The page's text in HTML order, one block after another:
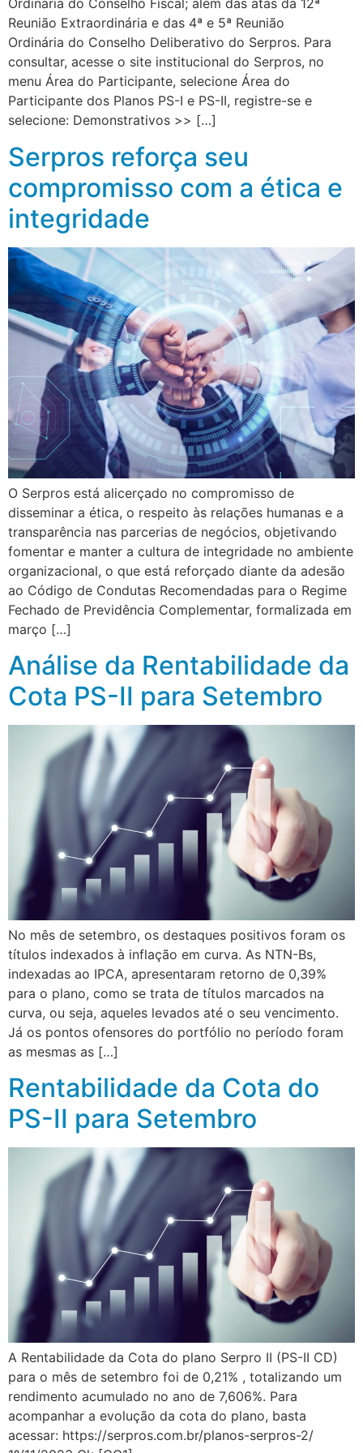
Ordinária do Conselho Fiscal; além das atas da 12ª
Reunião Extraordinária e das 4ª e 5ª Reunião
Ordinária do Conselho Deliberativo do Serpros. Para
consultar, acesse o site institucional do Serpros, no
menu Área do Participante, selecione Área do
Participante dos Planos PS-I e PS-II, registre-se e
selecione: Demonstrativos >> […]
Serpros reforça seu
compromisso com a ética e
integridade
O Serpros está alicerçado no compromisso de
disseminar a ética, o respeito às relações humanas e a
transparência nas parcerias de negócios, objetivando
fomentar e manter a cultura de integridade no ambiente
organizacional, o que está reforçado diante da adesão
ao Código de Condutas Recomendadas para o Regime
Fechado de Previdência Complementar, formalizada em
março […]
Análise da Rentabilidade da
Cota PS-II para Setembro
No mês de setembro, os destaques positivos foram os
títulos indexados à inflação em curva. As NTN-Bs,
indexadas ao IPCA, apresentaram retorno de 0,39%
para o plano, como se trata de títulos marcados na
curva, ou seja, aqueles levados até o seu vencimento.
Já os pontos ofensores do portfólio no período foram
as mesmas as […]
Rentabilidade da Cota do
PS-II para Setembro
A Rentabilidade da Cota do plano Serpro II (PS-II CD)
para o mês de setembro foi de 0,21% , totalizando um
rendimento acumulado no ano de 7,606%. Para
acompanhar a evolução da cota do plano, basta
acessar: https://serpros.com.br/planos-serpros-2/